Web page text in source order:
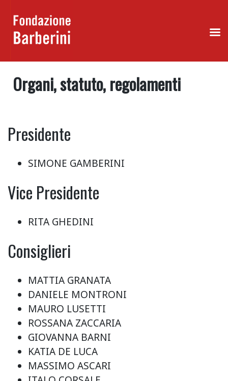
contentOrgani, statuto, regolamenti
Presidente
SIMONE GAMBERINI
Vice Presidente
RITA GHEDINI
Consiglieri
MATTIA GRANATA
DANIELE MONTRONI
MAURO LUSETTI
ROSSANA ZACCARIA
GIOVANNA BARNI
KATIA DE LUCA
MASSIMO ASCARI